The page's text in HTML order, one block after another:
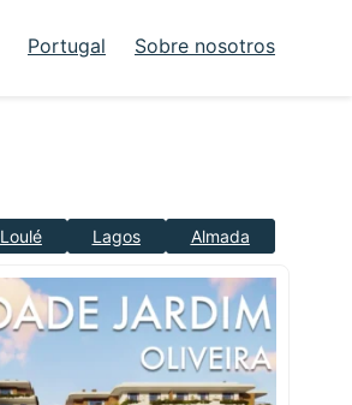
Portugal Sobre nosotros
Loulé Lagos Almada